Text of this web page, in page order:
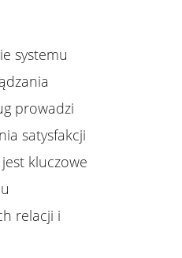
systemu
prowadzi
satysfakcji
kluczowe
relacji i